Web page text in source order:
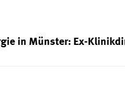
in Münster: Ex-